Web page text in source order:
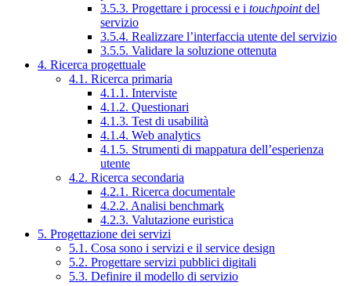
3.5.3. Progettare i processi e i touchpointdel
servizio
3.5.4. Realizzare l’interfaccia utente del servizio
3.5.5. Validare la soluzione ottenuta
4. Ricerca progettuale
4.1. Ricerca primaria
4.1.1. Interviste
4.1.2. Questionari
4.1.3. Test di usabilità
4.1.4. Web analytics
4.1.5. Strumenti di mappatura dell’esperienza
utente
4.2. Ricerca secondaria
4.2.1. Ricerca documentale
4.2.2. Analisi benchmark
4.2.3. Valutazione euristica
5. Progettazione dei servizi
5.1. Cosa sono i servizi e il service design
5.2. Progettare servizi pubblici digitali
5.3. Definire il modello di servizio